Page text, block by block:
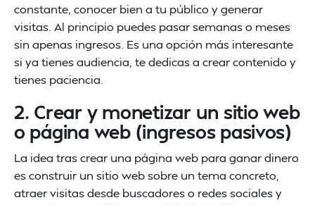
constante, conocer bien a tu público y generar
visitas. Al principio puedes pasar semanas o meses
sin apenas ingresos. Es una opción más interesante
si ya tienes audiencia, te dedicas a crear contenido y
tienes paciencia.
2. Crear y monetizar un sitio web
o página web (ingresos pasivos)
La idea tras crear una página web para ganar dinero
es construir un sitio web sobre un tema concreto,
atraer visitas desde buscadores o redes sociales y